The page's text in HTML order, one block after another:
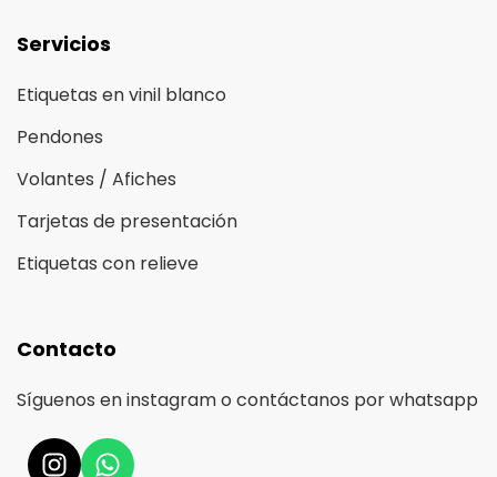
Servicios
Etiquetas en vinil blanco
Pendones
Volantes / Afiches
Tarjetas de presentación
Etiquetas con relieve
Contacto
Síguenos en instagram o contáctanos por whatsapp